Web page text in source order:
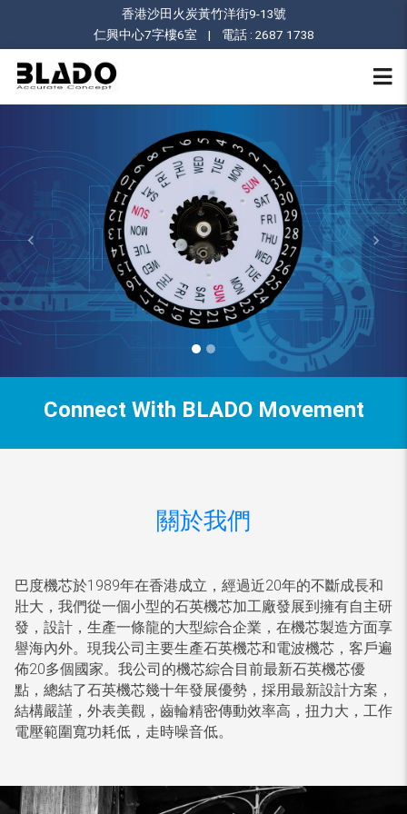
香港沙田火炭黃竹洋街9-13號
仁興中心7字樓6室 | 電話 : 2687 1738
Previous Next
Connect With BLADO Movement
關於我們
巴度機芯於1989年在香港成立，經過近20年的不斷成長和
壯大，我們從一個小型的石英機芯加工廠發展到擁有自主研
發，設計，生產一條龍的大型綜合企業，在機芯製造方面享
譽海內外。現我公司主要生產石英機芯和電波機芯，客戶遍
佈20多個國家。我公司的機芯綜合目前最新石英機芯優
點，總結了石英機芯幾十年發展優勢，採用最新設計方案，
結構嚴謹，外表美觀，齒輪精密傳動效率高，扭力大，工作
電壓範圍寬功耗低，走時噪音低。